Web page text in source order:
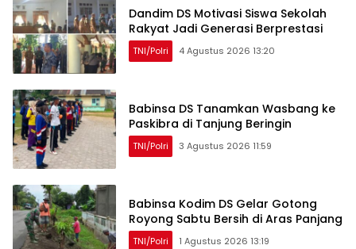
Dandim DS Motivasi Siswa Sekolah
Rakyat Jadi Generasi Berprestasi
TNI/Polri 4 Agustus 2026 13:20
Babinsa DS Tanamkan Wasbang ke
Paskibra di Tanjung Beringin
TNI/Polri 3 Agustus 2026 11:59
Babinsa Kodim DS Gelar Gotong
Royong Sabtu Bersih di Aras Panjang
TNI/Polri 1 Agustus 2026 13:19